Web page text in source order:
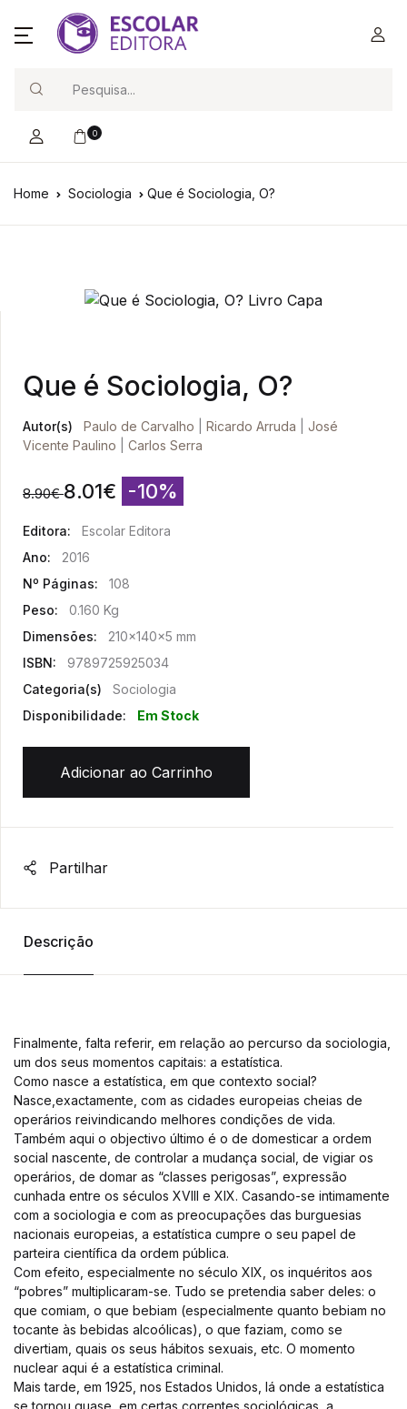
0
Home Sociologia Que é Sociologia, O?
Que é Sociologia, O?
Autor(s) Paulo de Carvalho Ricardo Arruda
José
Vicente Paulino
Carlos Serra
8.90€ 8.01€ -10%
Editora:
Escolar Editora
Ano:
2016
Nº Páginas:
108
Peso:
0.160 Kg
Dimensões:
210x140x5 mm
ISBN:
9789725925034
Categoria(s)
Sociologia
Disponibilidade:
Em Stock
Adicionar ao Carrinho
Partilhar
Descrição
Finalmente, falta referir, em relação ao percurso da sociologia,
um dos seus momentos capitais: a estatística.
Como nasce a estatística, em que contexto social?
Nasce,exactamente, com as cidades europeias cheias de
operários reivindicando melhores condições de vida.
Também aqui o objectivo último é o de domesticar a ordem
social nascente, de controlar a mudança social, de vigiar os
operários, de domar as “classes perigosas”, expressão
cunhada entre os séculos XVIII e XIX. Casando-se intimamente
com a sociologia e com as preocupações das burguesias
nacionais europeias, a estatística cumpre o seu papel de
parteira científica da ordem pública.
Com efeito, especialmente no século XIX, os inquéritos aos
“pobres” multiplicaram-se. Tudo se pretendia saber deles: o
que comiam, o que bebiam (especialmente quanto bebiam no
tocante às bebidas alcoólicas), o que faziam, como se
divertiam, quais os seus hábitos sexuais, etc. O momento
nuclear aqui é a estatística criminal.
Mais tarde, em 1925, nos Estados Unidos, lá onde a estatística